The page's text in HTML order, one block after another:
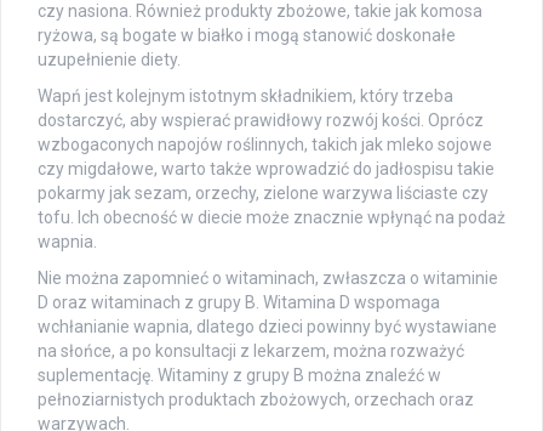
czy nasiona. Również produkty zbożowe, takie jak komosa
ryżowa, są bogate w białko i mogą stanowić doskonałe
uzupełnienie diety.
Wapń jest kolejnym istotnym składnikiem, który trzeba
dostarczyć, aby wspierać prawidłowy rozwój kości. Oprócz
wzbogaconych napojów roślinnych, takich jak mleko sojowe
czy migdałowe, warto także wprowadzić do jadłospisu takie
pokarmy jak sezam, orzechy, zielone warzywa liściaste czy
tofu. Ich obecność w diecie może znacznie wpłynąć na podaż
wapnia.
Nie można zapomnieć o witaminach, zwłaszcza o witaminie
D oraz witaminach z grupy B. Witamina D wspomaga
wchłanianie wapnia, dlatego dzieci powinny być wystawiane
na słońce, a po konsultacji z lekarzem, można rozważyć
suplementację. Witaminy z grupy B można znaleźć w
pełnoziarnistych produktach zbożowych, orzechach oraz
warzywach.